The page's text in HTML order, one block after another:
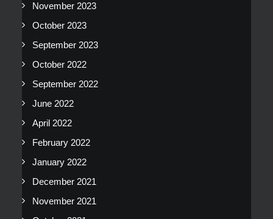
November 2023
October 2023
September 2023
October 2022
September 2022
June 2022
April 2022
February 2022
January 2022
December 2021
November 2021